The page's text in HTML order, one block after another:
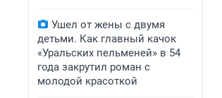
Ушел от жены с двумя
детьми. Как главный качок
«Уральских пельменей» в 54
года закрутил роман с
молодой красоткой